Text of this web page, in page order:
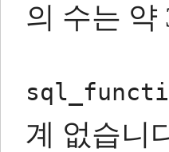
의 수는 약
계 없습니